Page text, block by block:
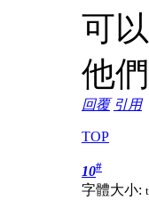
可
他
回覆 引用
TOP
10#
字體大小: t